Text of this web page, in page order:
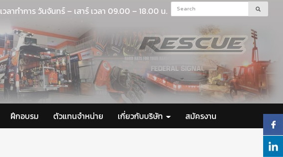
ฝึกอบรม ตัวแทนจำหน่าย เกี่ยวกับบริษัท สมัครงาน
เวลาทำการ วันจันทร์ – เสาร์ เวลา 09.00 – 18.00 น.